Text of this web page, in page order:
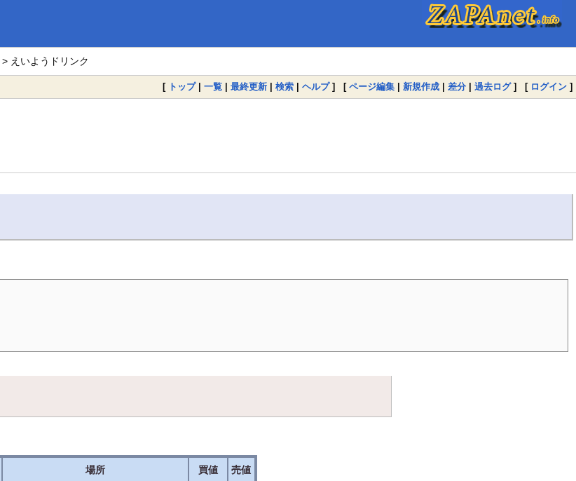
> えいようドリンク
[ トップ| 一覧 | 最終更新 | 検索 | ヘルプ] [ ページ編集 | 新規作成 | 差分 | 過去ログ] [ ログイン ]
場所 買値 売値